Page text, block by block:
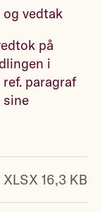
vedtak
på
i
paragraf
sine
XLSX 16,3 KB